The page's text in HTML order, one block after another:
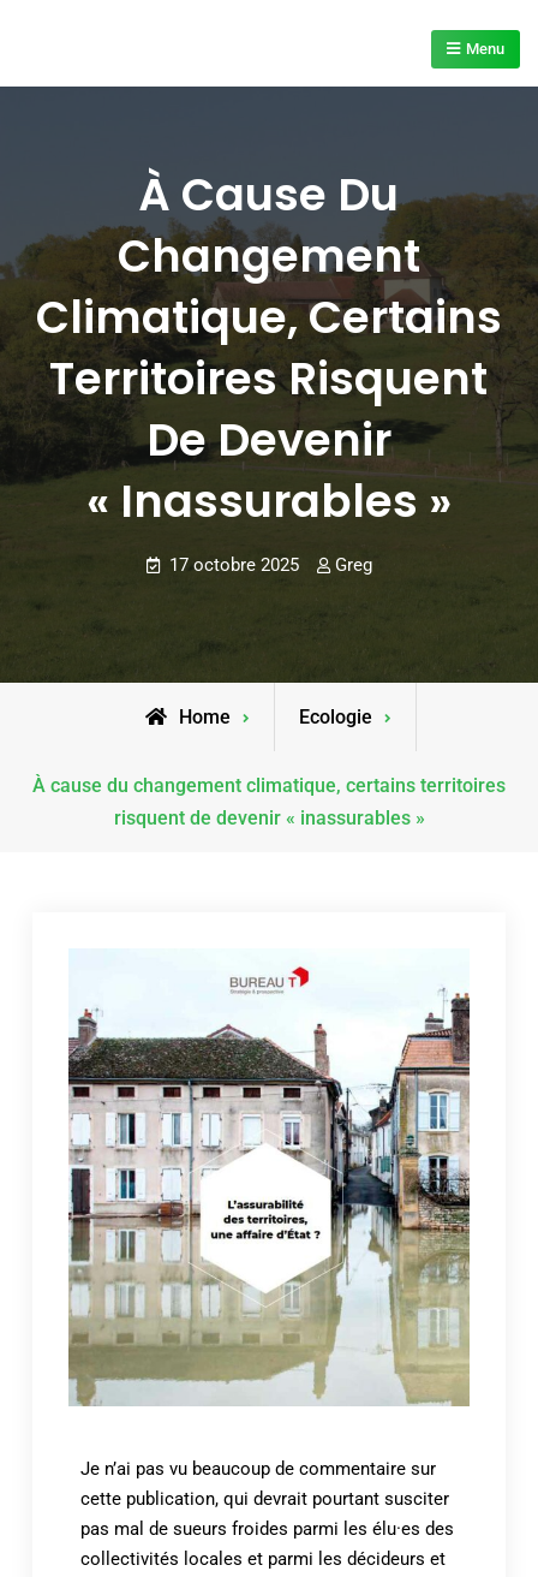
Menu
À Cause Du
Changement
Climatique, Certains
Territoires Risquent
De Devenir
« Inassurables »
17 octobre 2025 Greg
Home Ecologie
À cause du changement climatique, certains territoires
risquent de devenir « inassurables »
Je n’ai pas vu beaucoup de commentaire sur
cette publication, qui devrait pourtant susciter
pas mal de sueurs froides parmi les élu·es des
collectivités locales et parmi les décideurs et